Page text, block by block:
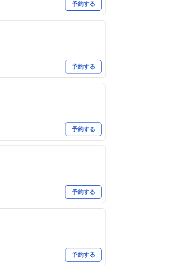
予約する
予約する
予約する
予約する
予約する